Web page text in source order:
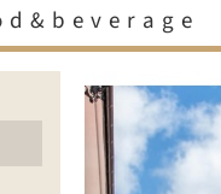
Ingrandisci
immagine